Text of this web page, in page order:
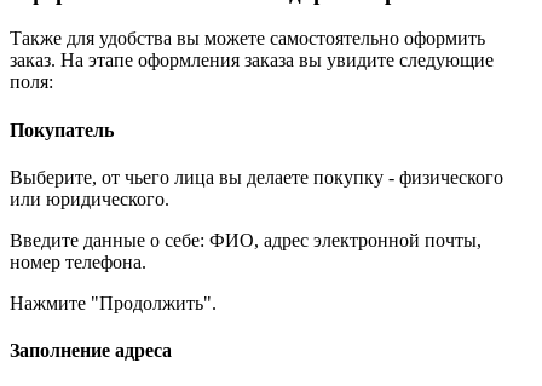
Также для удобства вы можете самостоятельно оформить
заказ. На этапе оформления заказа вы увидите следующие
поля:
Покупатель
Выберите, от чьего лица вы делаете покупку - физического
или юридического.
Введите данные о себе: ФИО, адрес электронной почты,
номер телефона.
Нажмите "Продолжить".
Заполнение адреса